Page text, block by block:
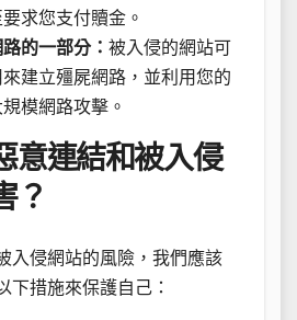
求您支付贖金。
的一部分： 被入侵的網站可
建立殭屍網路，並利用您的
模網路攻擊。
意連結和被入侵
？
入侵網站的風險，我們應該
下措施來保護自己：